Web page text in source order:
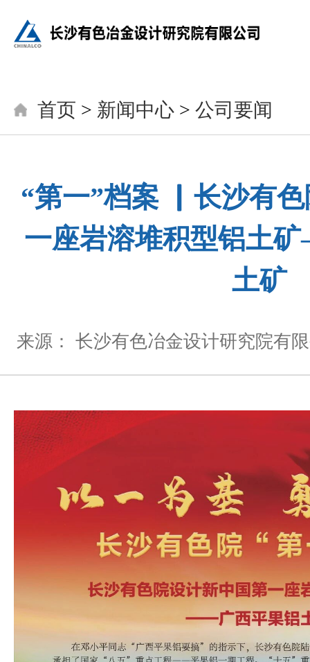
首页 > 新闻中心 > 公司要闻
“第一”档案 ▏长沙有
一座岩溶堆积型铝土
土矿
来源： 长沙有色冶金设计研究院有